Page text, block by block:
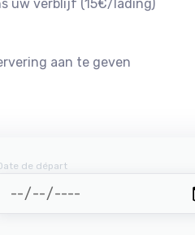
uw verblijf (15€/lading)
aan te geven
de départ